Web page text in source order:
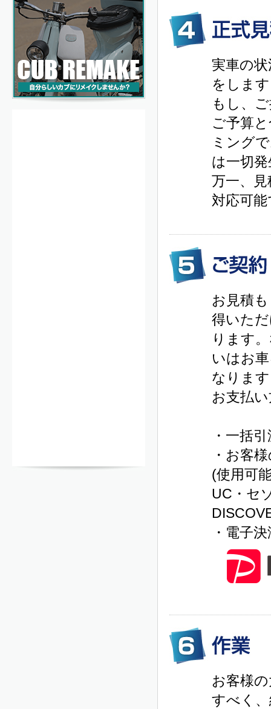
実車の
をしま
もし、
ご予算
ミング
は一切
万一、
対応可
お見積
得いた
ります
いはお
なりま
お支払
・一括
・お客
(使用可
UC・セ
・電子
お客様
すべく